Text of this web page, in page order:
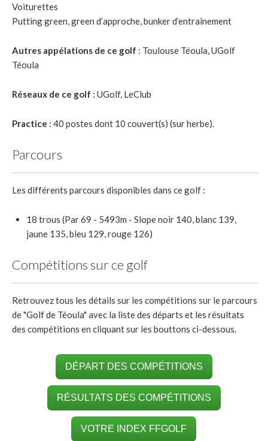
Voiturettes
Putting green, green d’approche, bunker d’entraînement
Autres appélations de ce golf : Toulouse Téoula, UGolf
Téoula
Réseaux de ce golf : UGolf, LeClub
Practice : 40 postes dont 10 couvert(s) (sur herbe).
Parcours
Les différents parcours disponibles dans ce golf :
18 trous (Par 69 - 5493m - Slope noir 140, blanc 139,
jaune 135, bleu 129, rouge 126)
Compétitions sur ce golf
Retrouvez tous les détails sur les compétitions sur le parcours
de "Golf de Téoula" avec la liste des départs et les résultats
des compétitions en cliquant sur les bouttons ci-dessous.
DÉPART DES COMPÉTITIONS
RÉSULTATS DES COMPÉTITIONS
VOTRE INDEX FFGOLF